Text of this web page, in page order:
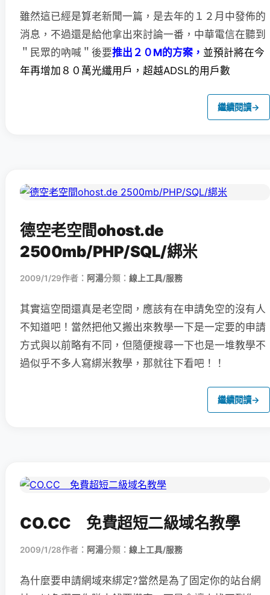
雖然這已經是算老新聞一篇，是去年的１２月中發佈的
消息， 不過還是給他拿出來討論一番，中華電信在聽到
＂民眾的吶喊＂後要推出２０M的方案， 並預計將在今
年再增加８０萬光纖用戶，超越ADSL的用戶數
繼續閱讀→
德空老空間ohost.de
2500mb/PHP/SQL/綁米
2009/1/29作者： 阿湯分類： 線上工具/服務
其實這空間還真是老空間，應該有在申請免空的沒有人
不知道吧！當然把他又搬出來教學一下是一定要的申請
方式與以前略有不同，但隨便搜尋一下也是一堆教學不
過似乎不多人寫綁米教學，那就往下看吧！！
繼續閱讀→
CO.CC 免費超短二級域名教學
2009/1/28作者： 阿湯分類： 線上工具/服務
為什麼要申請網域來綁定?當然是為了固定你的站台網